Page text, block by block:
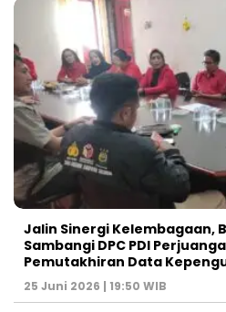
Jalin Sinergi Kelembagaan,
Sambangi DPC PDI
Pemutakhiran Data
25 Juni 2026 | 19:50 WIB